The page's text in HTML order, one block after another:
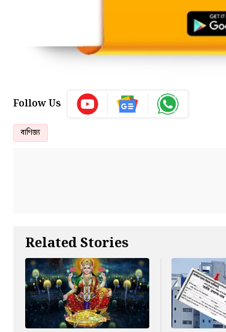
Follow Us
বাণিজ্য
Related Stories